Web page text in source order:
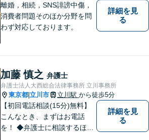
離婚，相続，SNS誹謗中傷，
消費者問題そのほか分野を問
わず対応しております。
詳細を見
る
加藤 慎之 弁護士
弁護士法人大西総合法律事務所 立川事務所
東京都 立川市 立川駅 から徒歩5分
【初回電話相談(15分)無料】
こんなとき、まずはお電話
を！ ◆弁護士に相談するほど
詳細を見
る